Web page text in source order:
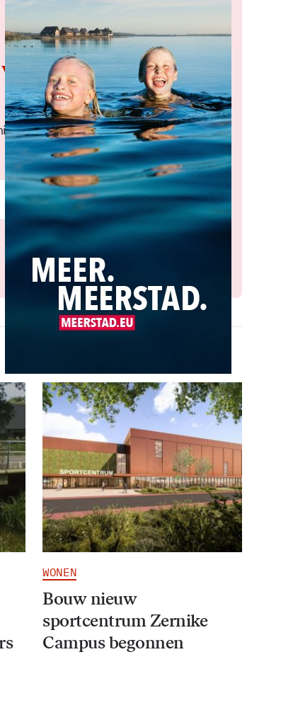
de
elke middag in je
Meld je aan
WONEN
Bouw nieuw
sportcentrum Zernike
Campus begonnen